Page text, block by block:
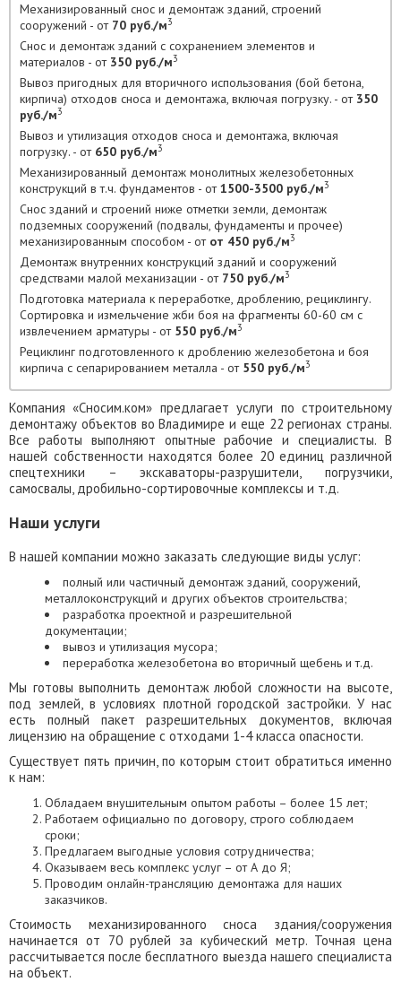
Механизированный снос и демонтаж зданий, строений
сооружений - от 70 руб./м3
Снос и демонтаж зданий с сохранением элементов и
материалов - от 350 руб./м3
Вывоз пригодных для вторичного использования (бой бетона,
кирпича) отходов сноса и демонтажа, включая погрузку. - от 350
руб./м3
Вывоз и утилизация отходов сноса и демонтажа, включая
погрузку. - от 650 руб./м3
Механизированный демонтаж монолитных железобетонных
конструкций в т.ч. фундаментов - от1500-3500 руб./м3
Снос зданий и строений ниже отметки земли, демонтаж
подземных сооружений (подвалы, фундаменты и прочее)
механизированным способом - от от 450 руб./м3
Демонтаж внутренних конструкций зданий и сооружений
средствами малой механизации - от 750 руб./м3
Подготовка материала к переработке, дроблению, рециклингу.
Сортировка и измельчение жби боя на фрагменты 60-60 см с
извлечением арматуры - от 550 руб./м3
Рециклинг подготовленного к дроблению железобетона и боя
кирпича с сепарированием металла - от 550 руб./м3
Компания «Сносим.ком» предлагает услуги по строительному
демонтажу объектов во Владимире и еще 22 регионах страны.
Все работы выполняют опытные рабочие и специалисты. В
нашей собственности находятся более 20 единиц различной
спецтехники – экскаваторы-разрушители, погрузчики,
самосвалы, дробильно-сортировочные комплексы и т.д.
Наши услуги
В нашей компании можно заказать следующие виды услуг:
полный или частичный демонтаж зданий, сооружений,
металлоконструкций и других объектов строительства;
разработка проектной и разрешительной
документации;
вывоз и утилизация мусора;
переработка железобетона во вторичный щебень и т.д.
Мы готовы выполнить демонтаж любой сложности на высоте,
под землей, в условиях плотной городской застройки. У нас
есть полный пакет разрешительных документов, включая
лицензию на обращение с отходами 1-4 класса опасности.
Существует пять причин, по которым стоит обратиться именно
к нам:
Обладаем внушительным опытом работы – более 15 лет;
Работаем официально по договору, строго соблюдаем
сроки;
Предлагаем выгодные условия сотрудничества;
Оказываем весь комплекс услуг – от А до Я;
Проводим онлайн-трансляцию демонтажа для наших
заказчиков.
Стоимость механизированного сноса здания/сооружения
начинается от 70 рублей за кубический метр. Точная цена
рассчитывается после бесплатного выезда нашего специалиста
на объект.